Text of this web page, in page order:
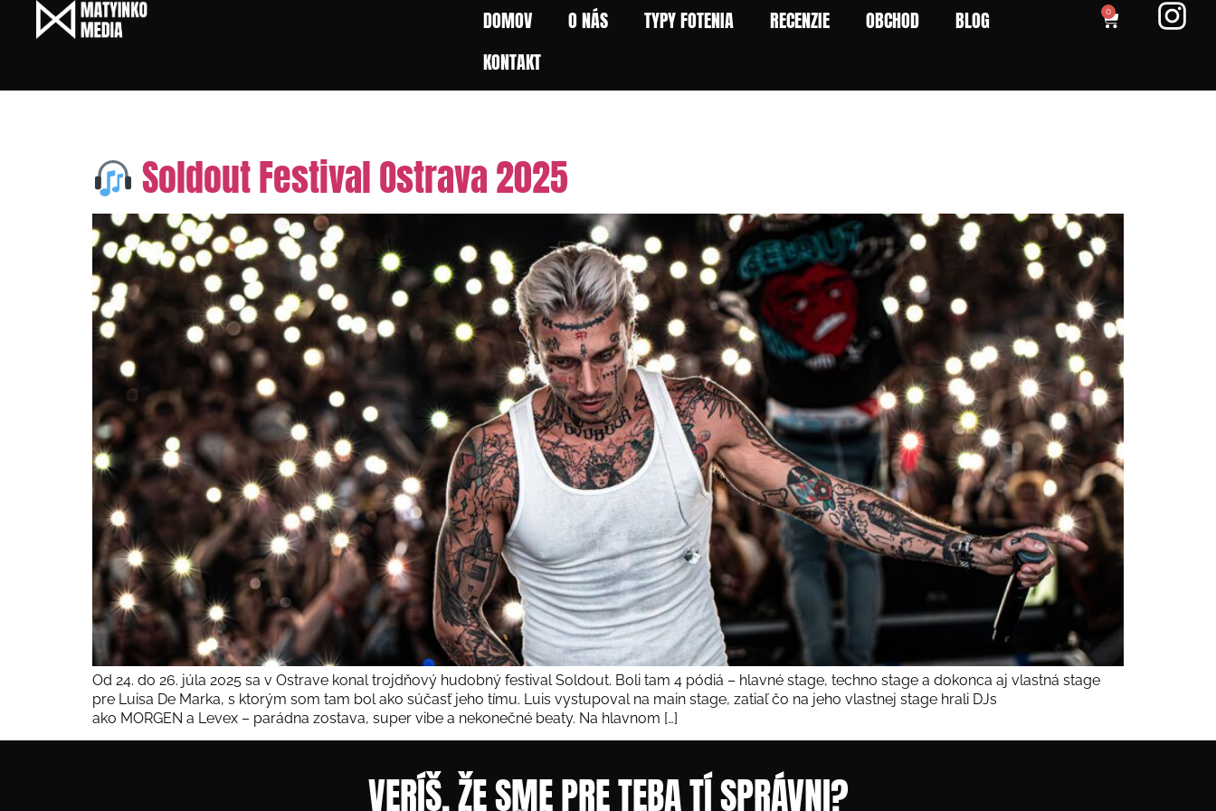
DOMOV O NÁS TYPY FOTENIA RECENZIE OBCHOD
BLOG
KONTAKT
0
Soldout Festival Ostrava 2025
Od 24. do 26. júla 2025 sa v Ostrave konal trojdňový hudobný festival Soldout. Boli tam 4 pódiá – hlavné stage, techno stage a dokonca aj vlastná stage
pre Luisa De Marka, s ktorým som tam bol ako súčasť jeho tímu. Luis vystupoval na main stage, zatiaľ čo na jeho vlastnej stage hrali DJs
ako MORGEN a Levex – parádna zostava, super vibe a nekonečné beaty. Na hlavnom […]
VERÍŠ, ŽE SME PRE TEBA TÍ SPRÁVNI?